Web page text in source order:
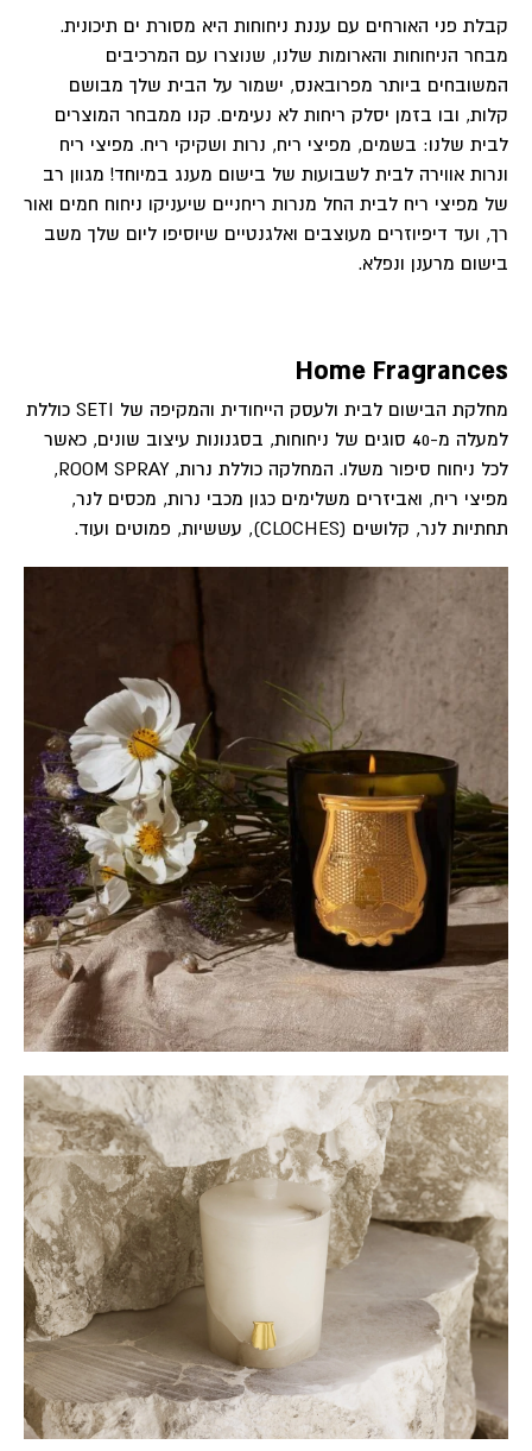
קבלת פני האורחים עם עננת ניחוחות היא מסורת ים תיכונית.
מבחר הניחוחות והארומות שלנו, שנוצרו עם המרכיבים
המשובחים ביותר מפרובאנס, ישמור על הבית שלך מבושם
קלות, ובו בזמן יסלק ריחות לא נעימים. קנו ממבחר המוצרים
לבית שלנו: בשמים, מפיצי ריח, נרות ושקיקי ריח. מפיצי ריח
ונרות אווירה לבית לשבועות של בישום מענג במיוחד! מגוון רב
של מפיצי ריח לבית החל מנרות ריחניים שיעניקו ניחוח חמים ואור
רך, ועד דיפיוזרים מעוצבים ואלגנטיים שיוסיפו ליום שלך משב
בישום מרענן ונפלא.
Home Fragrances
מחלקת הבישום לבית ולעסק הייחודית והמקיפה של SETI כוללת
למעלה מ-40 סוגים של ניחוחות, בסגנונות עיצוב שונים, כאשר
לכל ניחוח סיפור משלו. המחלקה כוללת נרות, ROOM SPRAY,
מפיצי ריח, ואביזרים משלימים כגון מכבי נרות, מכסים לנר,
תחתיות לנר, קלושים (CLOCHES), עששיות, פמוטים ועוד.